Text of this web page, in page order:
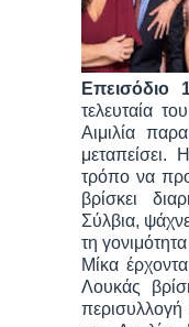
Επεισόδιο
τελευταία
Αιμιλία
τρόπο να
βρίσκει
Σύλβια,
τη
Μίκα
Λουκάς
περισυλλογή